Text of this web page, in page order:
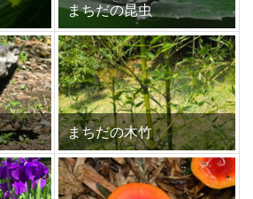
まちだの昆虫
まちだの木竹